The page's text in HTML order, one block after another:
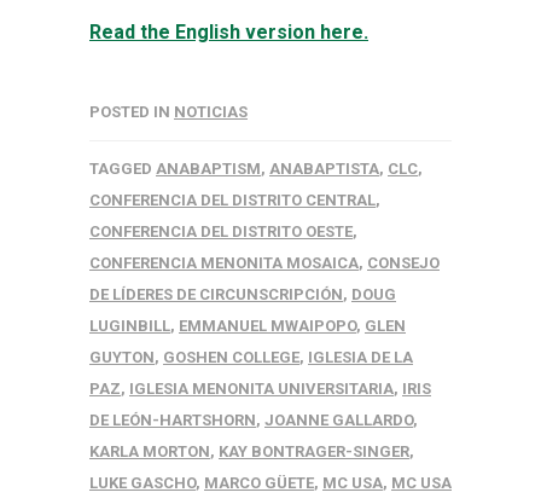
Read the English version here.
POSTED IN NOTICIAS
TAGGED ANABAPTISM, ANABAPTISTA, CLC,
CONFERENCIA DEL DISTRITO CENTRAL,
CONFERENCIA DEL DISTRITO OESTE,
CONFERENCIA MENONITA MOSAICA, CONSEJO
DE LÍDERES DE CIRCUNSCRIPCIÓN, DOUG
LUGINBILL, EMMANUEL MWAIPOPO, GLEN
GUYTON, GOSHEN COLLEGE, IGLESIA DE LA
PAZ, IGLESIA MENONITA UNIVERSITARIA, IRIS
DE LEÓN-HARTSHORN, JOANNE GALLARDO,
KARLA MORTON, KAY BONTRAGER-SINGER,
LUKE GASCHO, MARCO GÜETE, MC USA, MC USA